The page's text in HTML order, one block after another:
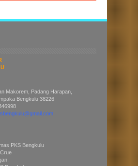
Makorem, Padang Harapan,
Bengkulu 38226
PKS Bengkulu